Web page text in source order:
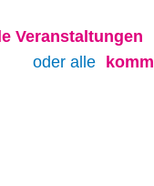
Veranstaltungen
oder alle